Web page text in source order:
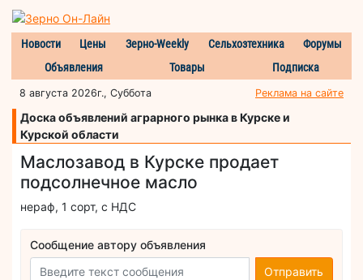
Новости Цены Зерно-Weekly Сельхозтехника
Форумы
Объявления
Товары Подписка
8 августа 2026г., Суббота Реклама на сайте
Доска объявлений аграрного рынка в Курске и
Курской области
Маслозавод в Курске продает
подсолнечное масло
нераф, 1 сорт, с НДС
Сообщение автору объявления
Отправить